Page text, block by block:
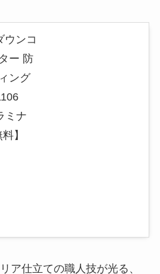
ウンコ
ー 防
ング
ミナ
】
ア仕立ての職人技が光る、